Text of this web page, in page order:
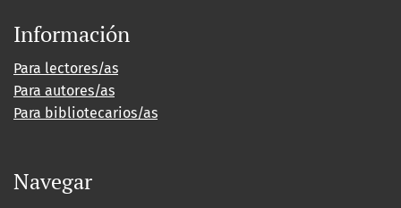
Información
Para lectores/as
Para autores/as
Para bibliotecarios/as
Navegar